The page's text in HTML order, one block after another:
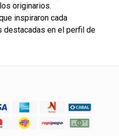
originarios.
inspiraron cada
destacadas en el perfil de